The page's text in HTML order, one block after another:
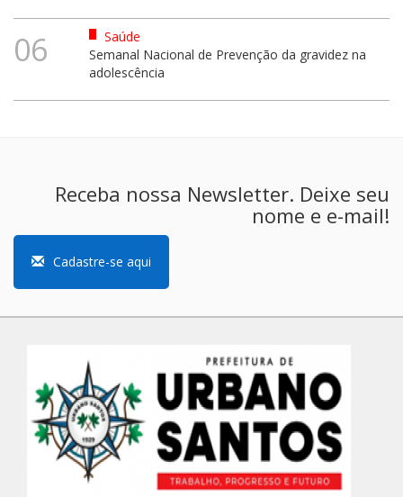
06
Saúde
Semanal Nacional de Prevenção da gravidez na
adolescência
Receba nossa Newsletter. Deixe seu
nome e e-mail!
Cadastre-se aqui